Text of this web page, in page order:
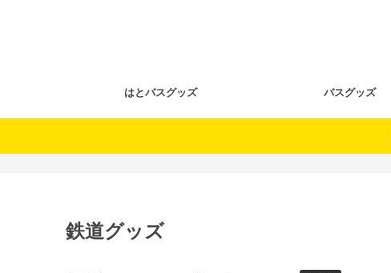
はとバスグッズ バスグッズ
鉄道グッズ